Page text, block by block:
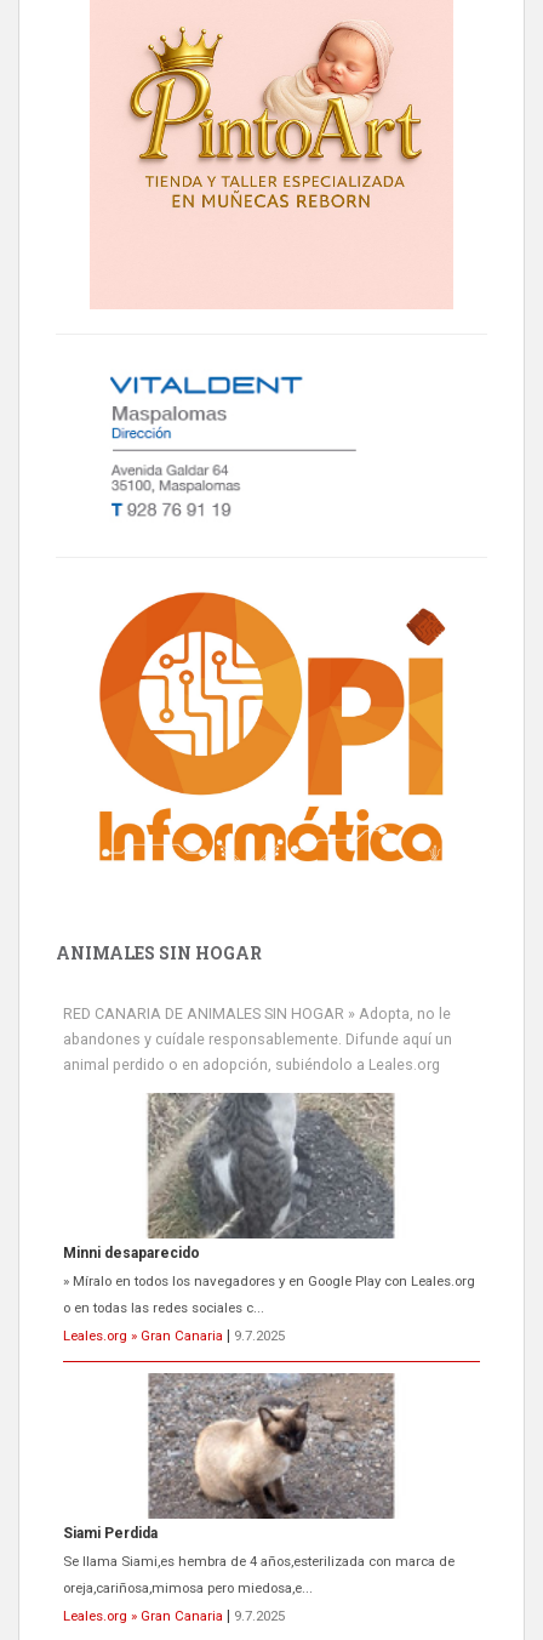
ANIMALES SIN HOGAR
RED CANARIA DE ANIMALES SIN HOGAR » Adopta, no le
abandones y cuídale responsablemente. Difunde aquí un
animal perdido o en adopción, subiéndolo a Leales.org
Minni desaparecido
» Míralo en todos los navegadores y en Google Play con Leales.org
o en todas las redes sociales c...
Leales.org » Gran Canaria
9.7.2025
Siami Perdida
Se llama Siami,es hembra de 4 años,esterilizada con marca de
oreja,cariñosa,mimosa pero miedosa,e...
Leales.org » Gran Canaria
9.7.2025